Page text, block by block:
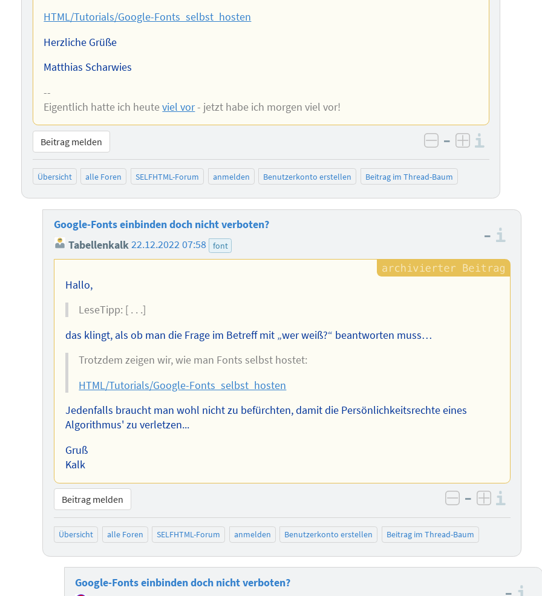
HTML/Tutorials/Google-Fonts_selbst_hosten
Herzliche Grüße
Matthias Scharwies
--
Eigentlich hatte ich heuteviel vor- jetzt habe ich morgen viel vor!
Beitrag melden negativ bewerten
– positiv
Übersicht alle Foren SELFHTML-Forum anmelden Benutzerkonto erstellen Beitrag im Thread-Baum
Google-Fonts einbinden doch nicht verboten?
Tabellenkalk22.12.2022 07:58 font
–
Hallo,
LeseTipp: [ . . .]
das klingt, als ob man die Frage im Betreff mit „wer weiß?“ beantworten muss…
Trotzdem zeigen wir, wie man Fonts selbst hostet:
HTML/Tutorials/Google-Fonts_selbst_hosten
Jedenfalls braucht man wohl nicht zu befürchten, damit die Persönlichkeitsrechte eines
Algorithmus' zu verletzen...
Gruß
Kalk
Beitrag melden negativ
– positiv
Übersicht alle Foren SELFHTML-Forum anmelden Benutzerkonto erstellen Beitrag im Thread-Baum
Google-Fonts einbinden doch nicht verboten?